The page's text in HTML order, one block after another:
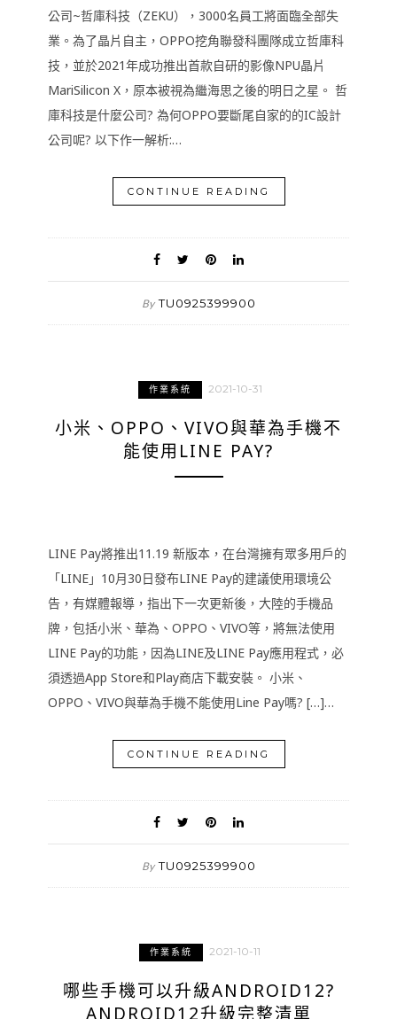
公司~哲庫科技（ZEKU），3000名員工將面臨全部失
業。為了晶片自主，OPPO挖角聯發科團隊成立哲庫科
技，並於2021年成功推出首款自研的影像NPU晶片
MariSilicon X，原本被視為繼海思之後的明日之星。 哲
庫科技是什麼公司? 為何OPPO要斷尾自家的的IC設計
公司呢? 以下作一解析:…
CONTINUE READING
By TU0925399900
作業系統 2021-10-31
小米、OPPO、VIVO與華為手機不
能使用LINE PAY?
LINE Pay將推出11.19 新版本，在台灣擁有眾多用戶的
「LINE」10月30日發布LINE Pay的建議使用環境公
告，有媒體報導，指出下一次更新後，大陸的手機品
牌，包括小米、華為、OPPO、VIVO等，將無法使用
LINE Pay的功能，因為LINE及LINE Pay應用程式，必
須透過App Store和Play商店下載安裝。 小米、
OPPO、VIVO與華為手機不能使用Line Pay嗎? […]…
CONTINUE READING
By TU0925399900
作業系統 2021-10-11
哪些手機可以升級ANDROID12?
ANDROID12升級完整清單